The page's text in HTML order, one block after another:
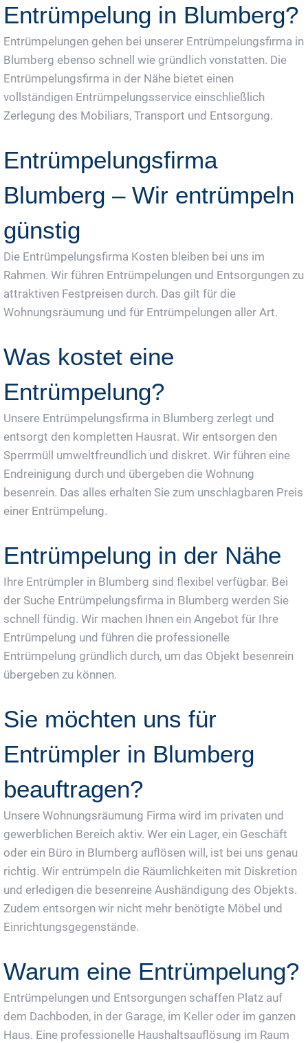
Entrümpelung in Blumberg?
Entrümpelungen gehen bei unserer Entrümpelungsfirma in
Blumberg ebenso schnell wie gründlich vonstatten. Die
Entrümpelungsfirma in der Nähe bietet einen
vollständigen Entrümpelungsservice einschließlich
Zerlegung des Mobiliars, Transport und Entsorgung.
Entrümpelungsfirma
Blumberg – Wir entrümpeln
günstig
Die Entrümpelungsfirma Kosten bleiben bei uns im
Rahmen. Wir führen Entrümpelungen und Entsorgungen zu
attraktiven Festpreisen durch. Das gilt für die
Wohnungsräumung und für Entrümpelungen aller Art.
Was kostet eine
Entrümpelung?
Unsere Entrümpelungsfirma in Blumberg zerlegt und
entsorgt den kompletten Hausrat. Wir entsorgen den
Sperrmüll umweltfreundlich und diskret. Wir führen eine
Endreinigung durch und übergeben die Wohnung
besenrein. Das alles erhalten Sie zum unschlagbaren Preis
einer Entrümpelung.
Entrümpelung in der Nähe
Ihre Entrümpler in Blumberg sind flexibel verfügbar. Bei
der Suche Entrümpelungsfirma in Blumberg werden Sie
schnell fündig. Wir machen Ihnen ein Angebot für Ihre
Entrümpelung und führen die professionelle
Entrümpelung gründlich durch, um das Objekt besenrein
übergeben zu können.
Sie möchten uns für
Entrümpler in Blumberg
beauftragen?
Unsere Wohnungsräumung Firma wird im privaten und
gewerblichen Bereich aktiv. Wer ein Lager, ein Geschäft
oder ein Büro in Blumberg auflösen will, ist bei uns genau
richtig. Wir entrümpeln die Räumlichkeiten mit Diskretion
und erledigen die besenreine Aushändigung des Objekts.
Zudem entsorgen wir nicht mehr benötigte Möbel und
Einrichtungsgegenstände.
Warum eine Entrümpelung?
Entrümpelungen und Entsorgungen schaffen Platz auf
dem Dachboden, in der Garage, im Keller oder im ganzen
Haus. Eine professionelle Haushaltsauflösung im Raum